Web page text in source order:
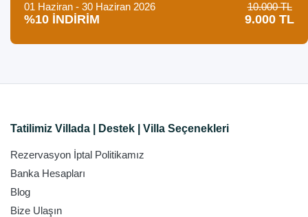
01 Haziran - 30 Haziran 2026
%10 İNDİRİM
10.000 TL
9.000 TL
Tatilimiz Villada | Destek | Villa Seçenekleri
Rezervasyon İptal Politikamız
Banka Hesapları
Blog
Bize Ulaşın